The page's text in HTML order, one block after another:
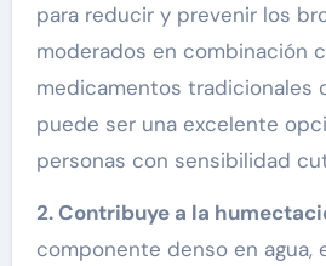
para reducir y prevenir los
moderados en combinación
medicamentos tradicionales
puede ser una excelente
personas con sensibilidad
2. Contribuye a la
componente denso en agua,